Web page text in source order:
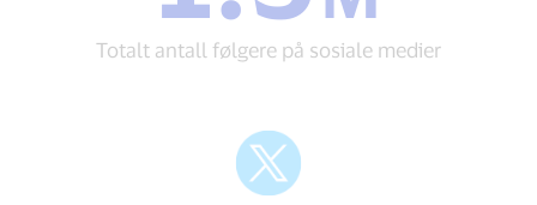
antall
følgere
på
Totalt antall følgere på sosiale medier